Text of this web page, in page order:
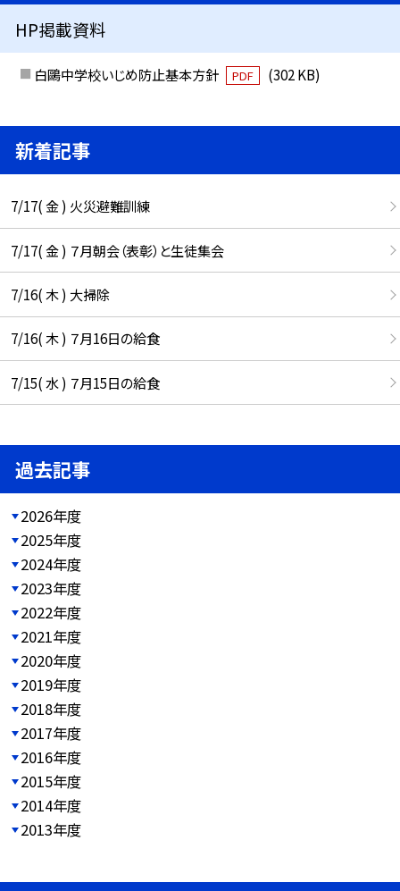
HP掲載資料
白鷗中学校いじめ防止基本方針 PDF (302 KB)
新着記事
7/17( 金 ) 火災避難訓練
7/17( 金 ) ７月朝会（表彰）と生徒集会
7/16( 木 ) 大掃除
7/16( 木 ) ７月16日の給食
7/15( 水 ) ７月15日の給食
過去記事
2026年度
2025年度
2024年度
2023年度
2022年度
2021年度
2020年度
2019年度
2018年度
2017年度
2016年度
2015年度
2014年度
2013年度